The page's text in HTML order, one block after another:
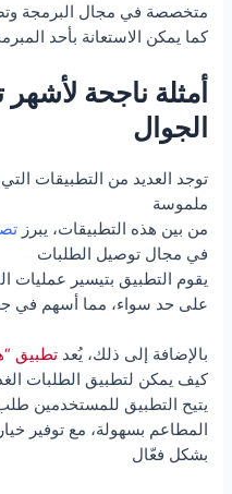
متخصصة في مجال البرمجة
.كما يمكن الاستعانة بأحد
أمثلة ناجحة
الجوال
توجد العديد من التطبيقات التي
ملموسة
من بين هذه التطبيقات، يبرز
في مجال توصيل الطلبات
على حد سواء، مما أسهم في
.بالإضافة إلى ذلك، يُعدتطبيق
كيف يمكن لتطبيق الطلبات
يتيح التطبيق للمستخدمين
المطاعم بسهولة، مع توفير
بشكل فعّال